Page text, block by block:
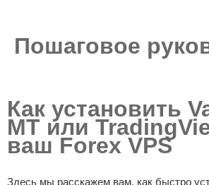
Пошаговое
Как установить
MT или
ваш Forex VPS
Здесь мы расскажем вам, как быстро